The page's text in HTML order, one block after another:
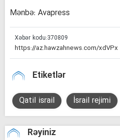
Mənbə: Avapress
Xəbər kodu:370809
Etiketlər
Qatil israil İsrail rejimi
Rəyiniz